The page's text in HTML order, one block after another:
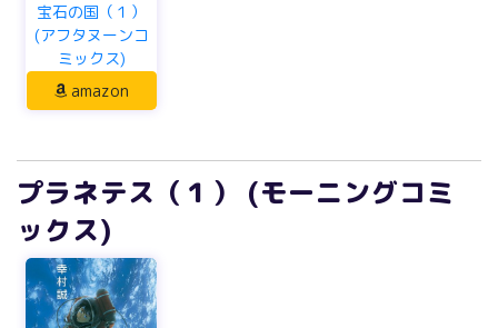
宝石の国（１）
(アフタヌーンコ
ミックス)
amazon
プラネテス（１） (モーニングコミ
ックス)